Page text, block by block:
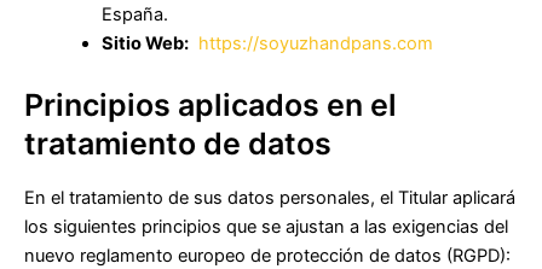
España.
Sitio Web: https://soyuzhandpans.com
Principios aplicados en el
tratamiento de datos
En el tratamiento de sus datos personales, el Titular aplicará
los siguientes principios que se ajustan a las exigencias del
nuevo reglamento europeo de protección de datos (RGPD):